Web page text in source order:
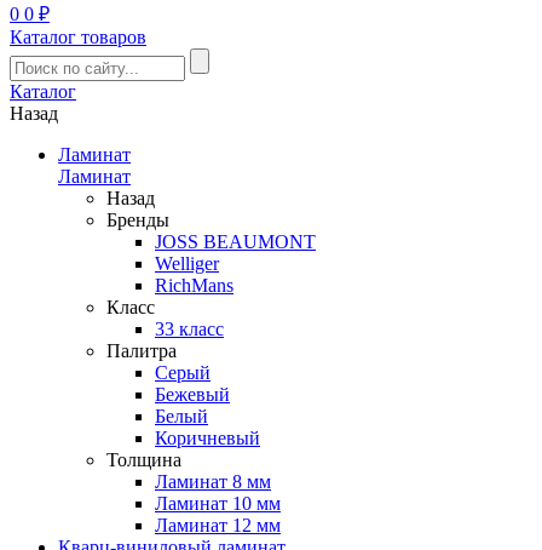
0 0 ₽
Каталог товаров
Каталог
Назад
Ламинат
Ламинат
Назад
Бренды
JOSS BEAUMONT
Welliger
RichMans
Класс
33 класс
Палитра
Серый
Бежевый
Белый
Коричневый
Толщина
Ламинат 8 мм
Ламинат 10 мм
Ламинат 12 мм